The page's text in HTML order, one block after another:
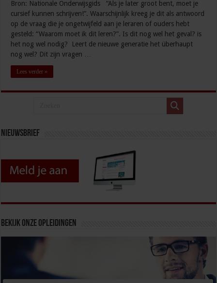
Bron: Nationale Onderwijsgids “Als je later groot bent, moet je
cursief kunnen schrijven!”. Waarschijnlijk kreeg je dit als antwoord
op de vraag die je ongetwijfeld aan je leraren of ouders hebt
gesteld: “Waarom moet ik dit leren?”. Is dit nog wel het geval? is
het nog wel nodig? Leert de nieuwe generatie het überhaupt
nog wel? Dit zijn vragen …
Lees verder »
Nieuwsbrief
Bekijk onze opleidingen